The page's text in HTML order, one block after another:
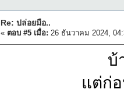
Re: ปล่อยมือ..
« ตอบ #5 เมื่อ: 26 ธันวาคม 2024,
บ้
แต่ก่